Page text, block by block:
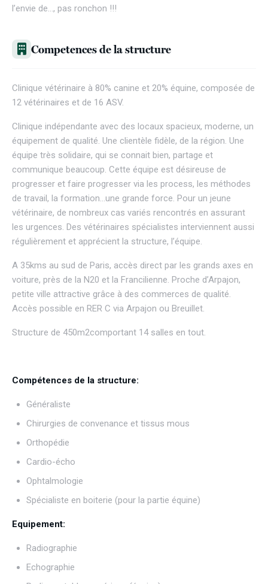
l’envie de…, pas ronchon !!!
Competences de la structure
Clinique vétérinaire à 80% canine et 20% équine, composée de
12 vétérinaires et de 16 ASV.
Clinique indépendante avec des locaux spacieux, moderne, un
équipement de qualité. Une clientèle fidèle, de la région. Une
équipe très solidaire, qui se connait bien, partage et
communique beaucoup. Cette équipe est désireuse de
progresser et faire progresser via les process, les méthodes
de travail, la formation…une grande force. Pour un jeune
vétérinaire, de nombreux cas variés rencontrés en assurant
les urgences. Des vétérinaires spécialistes interviennent aussi
régulièrement et apprécient la structure, l’équipe.
A 35kms au sud de Paris, accès direct par les grands axes en
voiture, près de la N20 et la Francilienne. Proche d’Arpajon,
petite ville attractive grâce à des commerces de qualité.
Accès possible en RER C via Arpajon ou Breuillet.
Structure de 450m2comportant 14 salles en tout.
Compétences de la structure:
Généraliste
Chirurgies de convenance et tissus mous
Orthopédie
Cardio-écho
Ophtalmologie
Spécialiste en boiterie (pour la partie équine)
Equipement:
Radiographie
Echographie